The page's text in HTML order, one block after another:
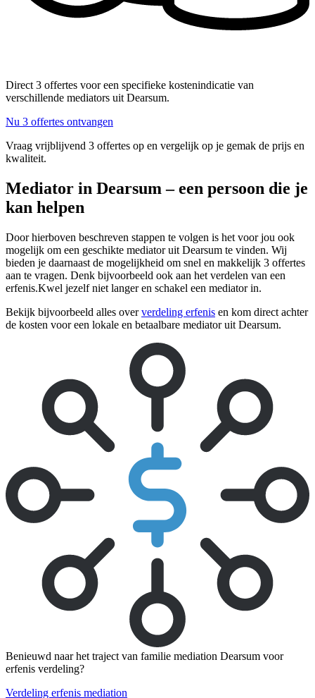
Direct 3 offertes voor een specifieke kostenindicatie van
verschillende mediators uit Dearsum.
Nu 3 offertes ontvangen
Vraag vrijblijvend 3 offertes op en vergelijk op je gemak de prijs en
kwaliteit.
Mediator in Dearsum – een persoon die je
kan helpen
Door hierboven beschreven stappen te volgen is het voor jou ook
mogelijk om een geschikte mediator uit Dearsum te vinden. Wij
bieden je daarnaast de mogelijkheid om snel en makkelijk 3 offertes
aan te vragen. Denk bijvoorbeeld ook aan het verdelen van een
erfenis.Kwel jezelf niet langer en schakel een mediator in.
Bekijk bijvoorbeeld alles oververdeling erfenis en kom direct achter
de kosten voor een lokale en betaalbare mediator uit Dearsum.
Benieuwd naar het traject van familie mediation Dearsum voor
erfenis verdeling?
Verdeling erfenis mediation